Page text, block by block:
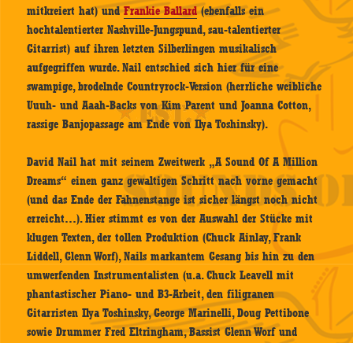
mitkreiert hat) undFrankie Ballard(ebenfalls ein
hochtalentierter Nashville-Jungspund, sau-talentierter
Gitarrist) auf ihren letzten Silberlingen musikalisch
aufgegriffen wurde. Nail entschied sich hier für eine
swampige, brodelnde Countryrock-Version (herrliche weibliche
Uuuh- und Aaah-Backs von Kim Parent und Joanna Cotton,
rassige Banjopassage am Ende von Ilya Toshinsky).
David Nail hat mit seinem Zweitwerk „A Sound Of A Million
Dreams“ einen ganz gewaltigen Schritt nach vorne gemacht
(und das Ende der Fahnenstange ist sicher längst noch nicht
erreicht…). Hier stimmt es von der Auswahl der Stücke mit
klugen Texten, der tollen Produktion (Chuck Ainlay, Frank
Liddell, Glenn Worf), Nails markantem Gesang bis hin zu den
umwerfenden Instrumentalisten (u.a. Chuck Leavell mit
phantastischer Piano- und B3-Arbeit, den filigranen
Gitarristen Ilya Toshinsky, George Marinelli, Doug Pettibone
sowie Drummer Fred Eltringham, Bassist Glenn Worf und